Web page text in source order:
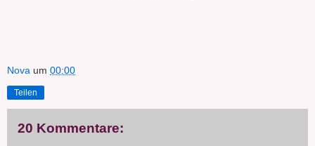
Nova um 00:00
Teilen
20 Kommentare: